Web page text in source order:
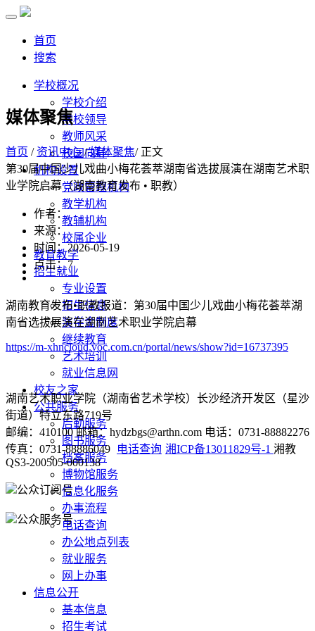
首页
搜索
学校概况
学校介绍
学校领导
教师风采
校园向导
机构设置
党政管理机构
教学机构
教辅机构
校属企业
教育教学
招生就业
专业设置
招生信息
奖学金制度
继续教育
艺术培训
就业信息网
校友之家
公共服务
后勤服务
图书服务
档案服务
博物馆服务
信息化服务
办事流程
电话查询
办公地点列表
就业服务
网上办事
信息公开
基本信息
招生考试
媒体聚焦
首页 / 资讯中心/媒体聚焦/ 正文
第30届中国少儿戏曲小梅花荟萃湖南省选拔展演在湖南艺术职
业学院启幕（湖南教育发布 • 职教）
作者：
来源：
时间：2026-05-19
点击：7
湖南教育发布•职教报道：第30届中国少儿戏曲小梅花荟萃湖
南省选拔展演在湖南艺术职业学院启幕
https://m-xhncloud.voc.com.cn/portal/news/show?id=16737395
湖南艺术职业学院（湖南省艺术学校）长沙经济开发区（星沙
街道）特立东路719号
邮编：410100 邮箱：hydzbgs@arthn.com 电话：0731-88882276
传真：0731-88886049
电话查询 湘ICP备13011829号-1 湘教
QS3-200505-000138
公众订阅号
公众服务号